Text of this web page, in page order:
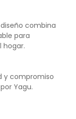
combina
para
hogar.
y compromiso
Yagu.